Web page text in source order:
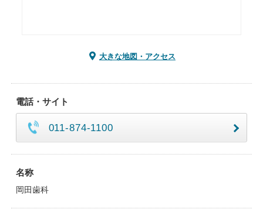
大きな地図・アクセス
電話・サイト
011-874-1100
名称
岡田歯科